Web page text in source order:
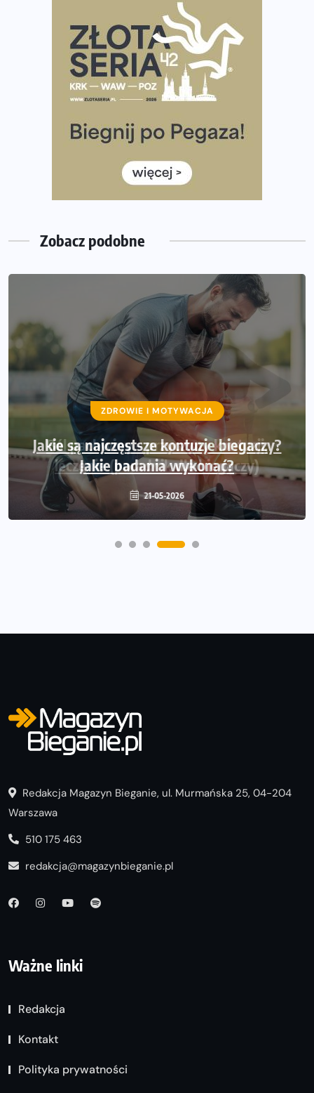
Ponad 12 tysięcy uczestników pobiegło dla Bohaterów!
Tętno vs tempo – czym kierować się w bieganiu?
Co ma dużo białka? Produkty, które warto włączyć do
Rozbiegany Olsztyn szykuje się na weekend z
Już w tę sobotę 35. Bieg Powstania Warszawskiego.
Wystartuje rekordowa liczba uczestników
35. Bieg Powstania Warszawskiego – praktyczny
poradnik przed startem
Zobacz podobne
ZDROWIE I MOTYWACJA
Jakie są najczęstsze kontuzje biegaczy?
Jakie badania wykonać?
21-05-2026
Redakcja Magazyn Bieganie, ul. Murmańska 25, 04-204
Warszawa
510 175 463
redakcja@magazynbieganie.pl
Ważne linki
Redakcja
Kontakt
Polityka prywatności